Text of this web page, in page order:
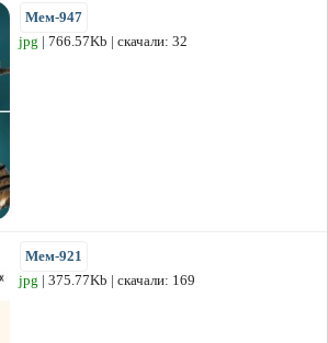
Мем-947
jpg | 766.57Kb | скачали: 32
Мем-921
jpg | 375.77Kb | скачали: 169